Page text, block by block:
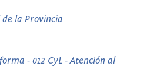
la Provincia
- 012 CyL - Atención al